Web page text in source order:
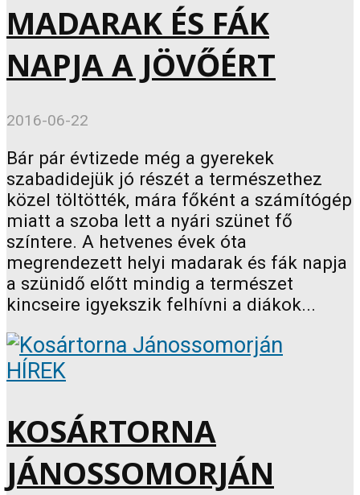
MADARAK ÉS FÁK
NAPJA A JÖVŐÉRT
2016-06-22
Bár pár évtizede még a gyerekek
szabadidejük jó részét a természethez
közel töltötték, mára főként a számítógép
miatt a szoba lett a nyári szünet fő
színtere. A hetvenes évek óta
megrendezett helyi madarak és fák napja
a szünidő előtt mindig a természet
kincseire igyekszik felhívni a diákok...
HÍREK
KOSÁRTORNA
JÁNOSSOMORJÁN